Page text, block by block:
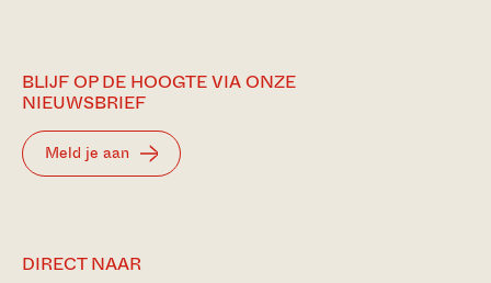
BLIJF OP DE HOOGTE VIA ONZE
NIEUWSBRIEF
Meld je aan
DIRECT NAAR